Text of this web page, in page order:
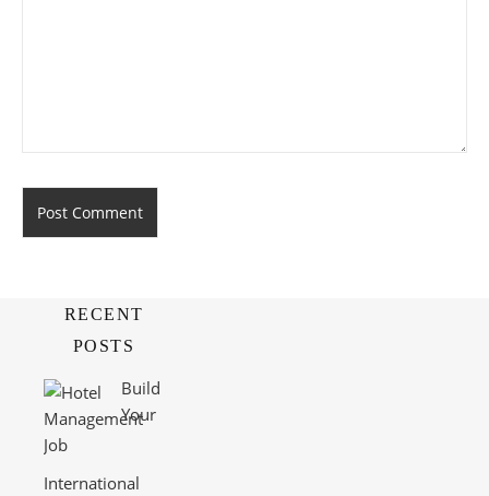
RECENT
POSTS
Build
Your
International